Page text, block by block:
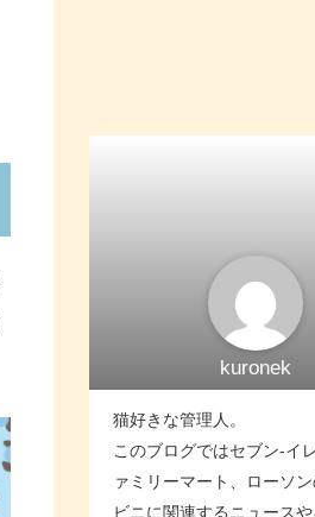
kuronek
猫好きな管理人。
このブログではセブン-イ
ァミリーマート、ローソ
ビニに関連するニュース